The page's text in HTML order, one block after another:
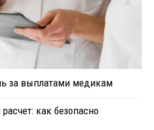
за выплатами медикам
как безопасно